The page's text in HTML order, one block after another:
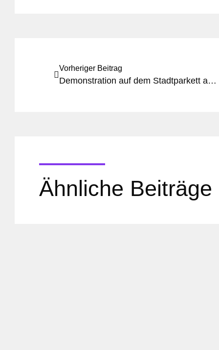
Vorheriger Beitrag
Demonstration auf dem Stadtparkett am 14.2.
Ähnliche Beiträge